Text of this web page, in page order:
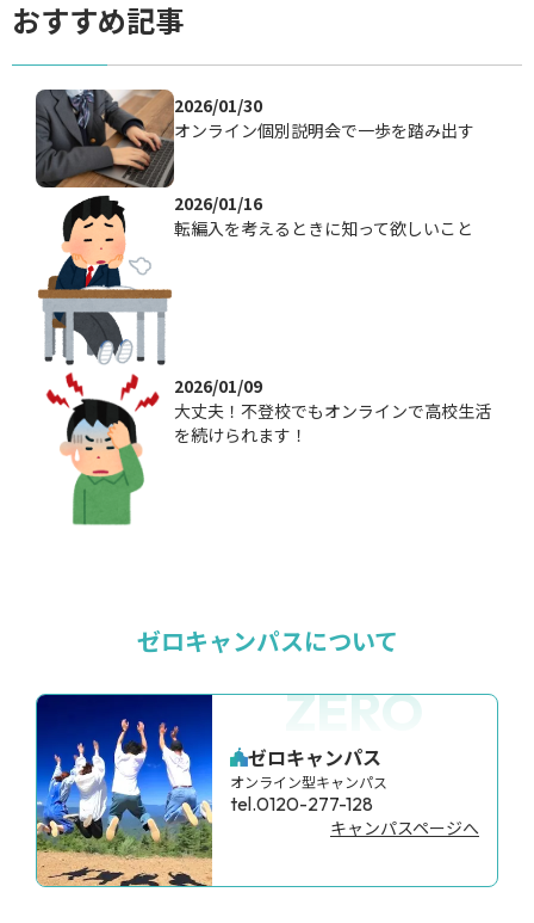
おすすめ記事
2026/01/30
オンライン個別説明会で一歩を踏み出す
2026/01/16
転編入を考えるときに知って欲しいこと
2026/01/09
大丈夫！不登校でもオンラインで高校生活
を続けられます！
ゼロキャンパスについて
ZERO
ゼロキャンパス
オンライン型キャンパス
tel.0120-277-128
キャンパスページへ